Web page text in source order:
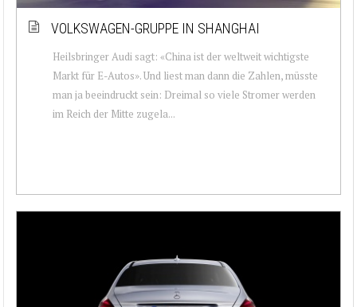
VOLKSWAGEN-GRUPPE IN SHANGHAI
Heilsbringer Audi sagt: «China ist der weltweit wichtigste
Markt für E-Autos». Und liest man dann die Zahlen, müsste
man ja beeindruckt sein: Dreimal so viele Stromer werden
im Reich der Mitte zugela...